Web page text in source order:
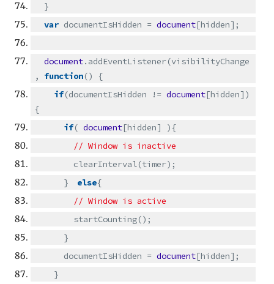
}
vardocumentIsHidden = document[hidden];
document.addEventListener(visibilityChange
, function() {
if(documentIsHidden != document[hidden])
{
if( document[hidden] ){
// Window is inactive
clearInterval(timer);
} else{
// Window is active
startCounting();
}
documentIsHidden = document[hidden];
}